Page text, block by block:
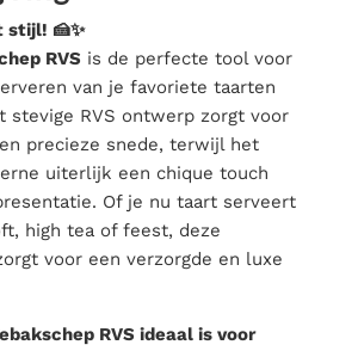
& afvalverwerking
stijl! 🍰✨
RVS is de perfecte tool voor
van je favoriete taarten
stevige RVS ontwerp zorgt voor
precieze snede, terwijl het
uiterlijk een chique touch
Of je nu taart serveert
high tea of feest, deze
voor een verzorgde en luxe
RVS ideaal is voor